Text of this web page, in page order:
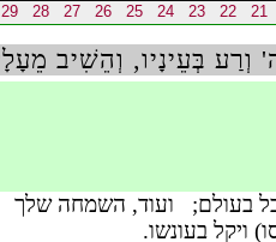
21
22
23
24
25
26
27
28
29
וְרַע בְּעֵינָיו, וְהֵשִׁיב
בעולם; ועוד, השמחה שלך
ויקל בעונשו.